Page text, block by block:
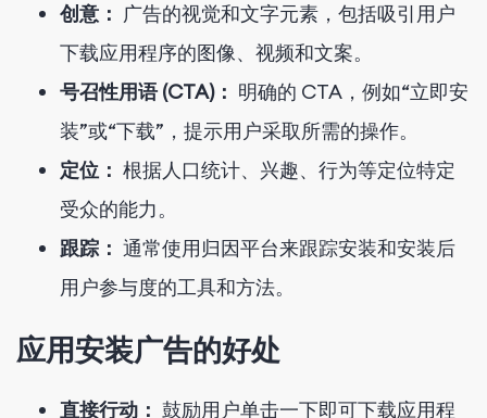
创意： 广告的视觉和文字元素，包括吸引用户
下载应用程序的图像、视频和文案。
号召性用语 (CTA)： 明确的 CTA，例如“立即安
装”或“下载”，提示用户采取所需的操作。
定位： 根据人口统计、兴趣、行为等定位特定
受众的能力。
跟踪： 通常使用归因平台来跟踪安装和安装后
用户参与度的工具和方法。
应用安装广告的好处
直接行动： 鼓励用户单击一下即可下载应用程